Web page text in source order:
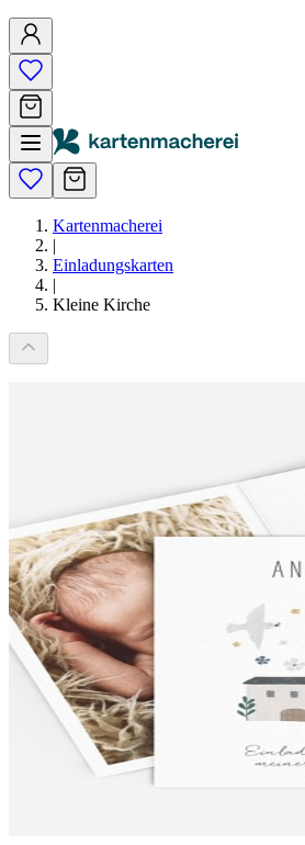
Kartenmacherei
|
Einladungskarten
|
Kleine Kirche